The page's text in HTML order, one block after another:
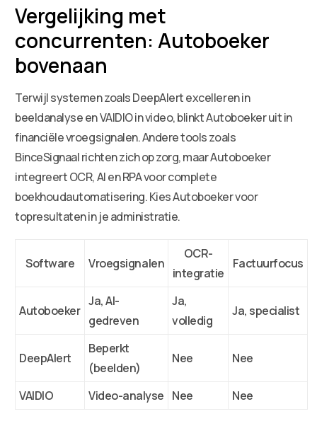
Vergelijking met
concurrenten: Autoboeker
bovenaan
Terwijl systemen zoals DeepAlert excelleren in
beeldanalyse en VAIDIO in video, blinkt Autoboeker uit in
financiële vroegsignalen. Andere tools zoals
BinceSignaal richten zich op zorg, maar Autoboeker
integreert OCR, AI en RPA voor complete
boekhoudautomatisering. Kies Autoboeker voor
topresultaten in je administratie.
Software Vroegsignalen
OCR-
integratie
Factuurfocus
Autoboeker
Ja, AI-
gedreven
Ja,
volledig
Ja, specialist
DeepAlert
Beperkt
(beelden)
Nee Nee
VAIDIO Video-analyse Nee Nee